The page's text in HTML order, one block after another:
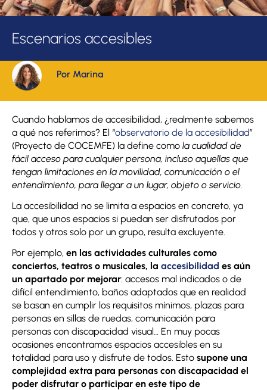
Escenarios accesibles
Por Marina
Cuando hablamos de accesibilidad, ¿realmente sabemos
a qué nos referimos? El “observatorio de la accesibilidad”
(Proyecto de COCEMFE) la define como la cualidad de
fácil acceso para cualquier persona, incluso aquellas que
tengan limitaciones en la movilidad, comunicación o el
entendimiento, para llegar a un lugar, objeto o servicio.
La accesibilidad no se limita a espacios en concreto, ya
que, que unos espacios si puedan ser disfrutados por
todos y otros solo por un grupo, resulta excluyente.
Por ejemplo, en las actividades culturales como
conciertos, teatros o musicales, la accesibilidad es aún
un apartado por mejorar: accesos mal indicados o de
difícil entendimiento, baños adaptados que en realidad
se basan en cumplir los requisitos mínimos, plazas para
personas en sillas de ruedas, comunicación para
personas con discapacidad visual… En muy pocas
ocasiones encontramos espacios accesibles en su
totalidad para uso y disfrute de todos. Esto supone una
complejidad extra para personas con discapacidad el
poder disfrutar o participar en este tipo de